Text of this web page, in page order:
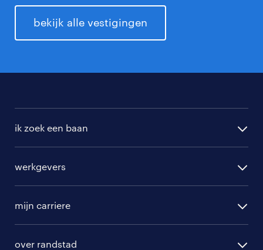
bekijk alle vestigingen
ik zoek een baan
randstad professional
randstad digital
werkgevers
hr-diensten
mijn carriere
over randstad